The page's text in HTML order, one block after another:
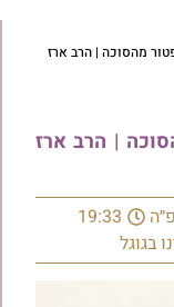
מהסוכה | הרב ארז
| הרב ארז
19:33
בגוגל